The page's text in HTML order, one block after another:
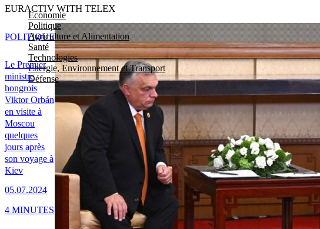
Economie
Politique
Agriculture et Alimentation
Santé
Technologies
Energie, Environnement et Transport
Défense
EURACTIV WITH TELEX
Le Premier
ministre
hongrois
Viktor Orbán
en visite à
Moscou
quelques
jours après
son voyage à
Kiev
05.07.2024
POLITIQUE
4 MINUTES